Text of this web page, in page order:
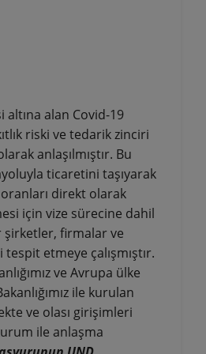
altına alan Covid-19
riski ve tedarik zinciri
anlaşılmıştır. Bu
ticaretini taşıyarak
direkt olarak
için vize sürecine dahil
şirketler, firmalar ve
etmeye çalışmıştır.
ve Avrupa ülke
ile kurulan
ve olası girişimleri
ile anlaşma